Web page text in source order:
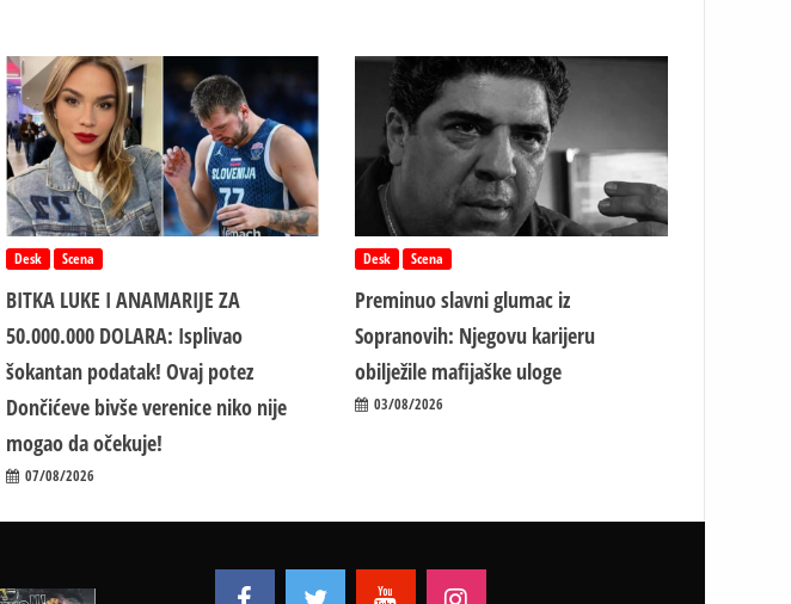
Desk Scena
BITKA LUKE I ANAMARIJE ZA
50.000.000 DOLARA: Isplivao
šokantan podatak! Ovaj potez
Dončićeve bivše verenice niko nije
mogao da očekuje!
07/08/2026
Desk Scena
Preminuo slavni glumac iz
Sopranovih: Njegovu karijeru
obilježile mafijaške uloge
03/08/2026